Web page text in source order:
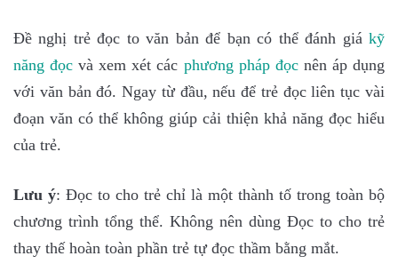
Đề nghị trẻ đọc to văn bản để bạn có thể đánh giá kỹ
năng đọc và xem xét các phương pháp đọcnên áp dụng
với văn bản đó. Ngay từ đầu, nếu để trẻ đọc liên tục vài
đoạn văn có thể không giúp cải thiện khả năng đọc hiểu
của trẻ.
Lưu ý: Đọc to cho trẻ chỉ là một thành tố trong toàn bộ
chương trình tổng thể. Không nên dùng Đọc to cho trẻ
thay thế hoàn toàn phần trẻ tự đọc thầm bằng mắt.